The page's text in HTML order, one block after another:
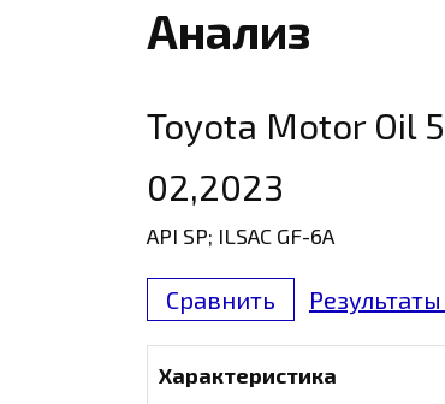
Анализ
Toyota Motor Oil
02,2023
API SP; ILSAC GF-6A
Сравнить
Характеристика